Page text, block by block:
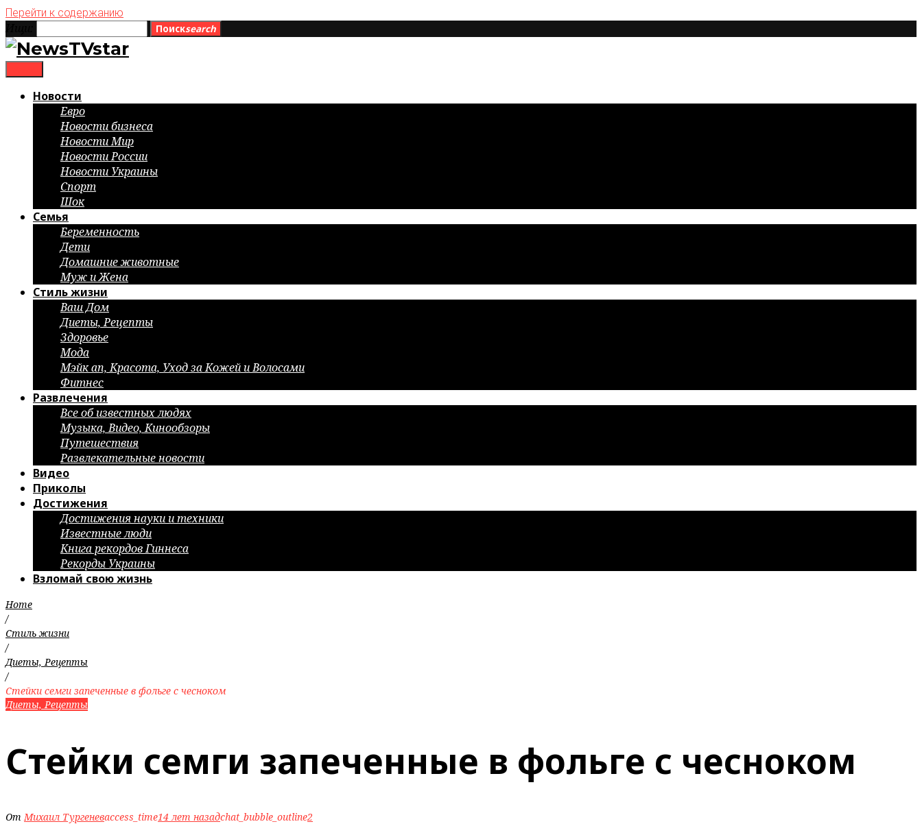
Перейти к содержанию
Поискsearch
Новости
Евро
Новости бизнеса
Новости Мир
Новости России
Новости Украины
Спорт
Шок
Семья
Беременность
Дети
Домашние животные
Муж и Жена
Стиль жизни
Ваш Дом
Диеты, Рецепты
Здоровье
Мода
Мэйк ап, Красота, Уход за Кожей и Волосами
Фитнес
Развлечения
Все об известных людях
Музыка, Видео, Кинообзоры
Путешествия
Развлекательные новости
Видео
Приколы
Достижения
Достижения науки и техники
Известные люди
Книга рекордов Гиннеса
Рекорды Украины
Взломай свою жизнь
Home
/
Стиль жизни
/
Диеты, Рецепты
/
Стейки семги запеченные в фольге с чесноком
Диеты, Рецепты
Стейки семги запеченные в фольге с чесноком
ОтМихаил Тургеневaccess_time14 лет назадchat_bubble_outline2